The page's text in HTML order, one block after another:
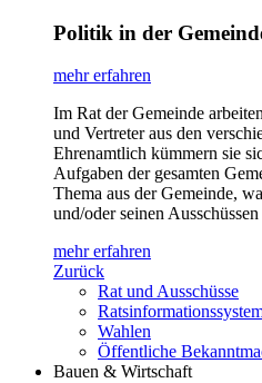
Politik in der
mehr erfahren
Im Rat der Gemeinde
und Vertreter aus den
Ehrenamtlich kümmern sie
Aufgaben der gesamten
Thema aus der Gemeinde,
und/oder seinen
mehr erfahren
Zurück
Rat und Ausschüsse
Wahlen
Öffentliche
Bauen & Wirtschaft